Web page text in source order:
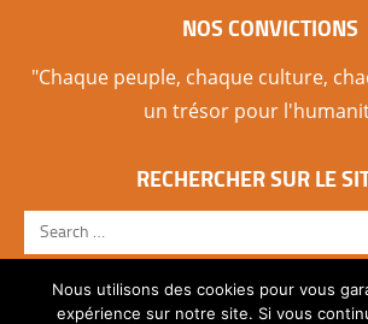
NOS CONVICTIONS
"Chaque peuple, chaque culture,
un trésor pour
RECHERCHER SUR LE
Nous utilisons des cookies pour vous
expérience sur notre site. Si vous